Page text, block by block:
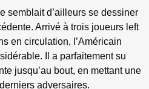
semblait d’ailleurs se dessiner
Arrivé à trois joueurs left
en circulation, l’Américain
Il a parfaitement su
jusqu’au bout, en mettant une
adversaires.